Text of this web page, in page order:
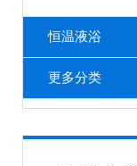
恒温液浴
更多分类